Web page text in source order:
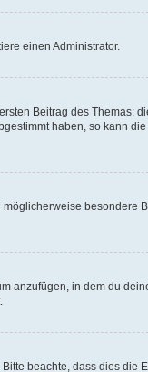
einen Administrator.
Beitrag des Themas;
haben, so kann
besondere
anzufügen, in dem du
beachte, dass dies die